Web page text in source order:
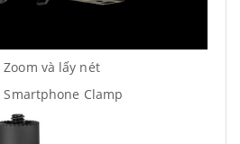
và lấy nét
Clamp